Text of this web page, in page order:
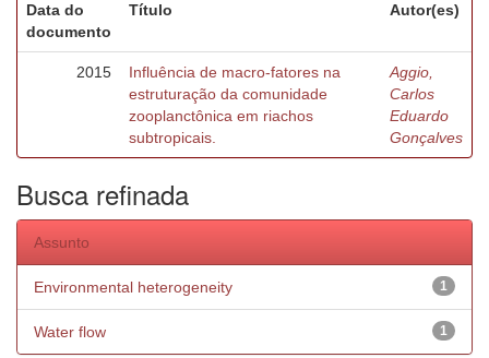
Data do
documento
Título Autor(es)
2015
Influência de macro-fatores na
estruturação da comunidade
zooplanctônica em riachos
subtropicais.
Aggio,
Carlos
Eduardo
Gonçalves
Busca refinada
Assunto
1
Environmental heterogeneity
1
Water flow